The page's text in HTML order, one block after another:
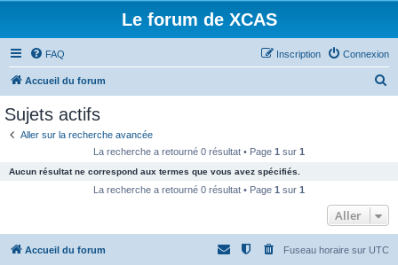
Le forum de XCAS
FAQ Connexion
Inscription
Accueil du forum
c
e
Sujets actifs
Aller sur la recherche avancée
La recherche a retourné 0 résultat • Page 1 sur 1
Aucun résultat ne correspond aux termes que vous avez spécifiés.
La recherche a retourné 0 résultat • Page 1 sur 1
Aller
Accueil du forum Fuseau horaire sur UTC